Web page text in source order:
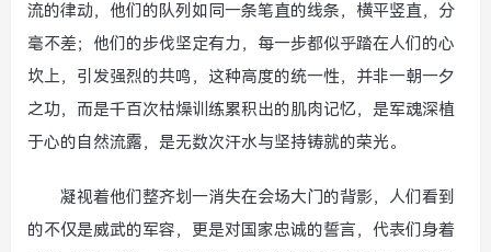
流的律动，他们的队列如同一条笔直的线条，横平竖直，分
毫不差；他们的步伐坚定有力，每一步都似乎踏在人们的心
坎上，引发强烈的共鸣，这种高度的统一性，并非一朝一夕
之功，而是千百次枯燥训练累积出的肌肉记忆，是军魂深植
于心的自然流露，是无数次汗水与坚持铸就的荣光。
凝视着他们整齐划一消失在会场大门的背影，人们看到
的不仅是威武的军容，更是对国家忠诚的誓言，代表们身着